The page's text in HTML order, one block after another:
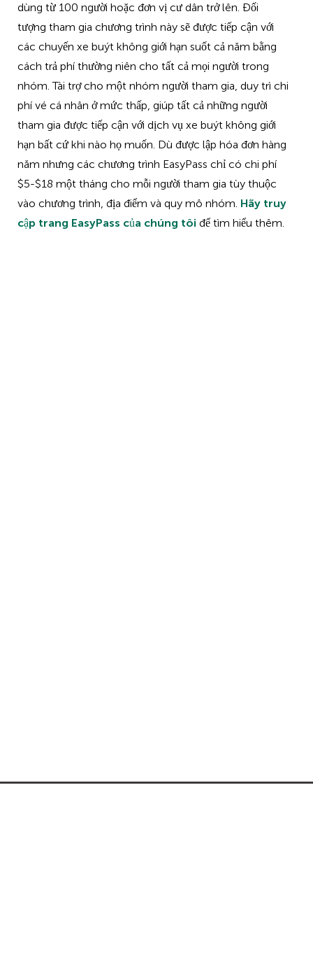
dùng từ 100 người hoặc đơn vị cư dân trở lên. Đối
tượng tham gia chương trình này sẽ được tiếp cận với
các chuyến xe buýt không giới hạn suốt cả năm bằng
cách trả phí thường niên cho tất cả mọi người trong
nhóm. Tài trợ cho một nhóm người tham gia, duy trì chi
phí vé cá nhân ở mức thấp, giúp tất cả những người
tham gia được tiếp cận với dịch vụ xe buýt không giới
hạn bất cứ khi nào họ muốn. Dù được lập hóa đơn hàng
năm nhưng các chương trình EasyPass chỉ có chi phí
$5-$18 một tháng cho mỗi người tham gia tùy thuộc
vào chương trình, địa điểm và quy mô nhóm. Hãy truy
cập trang EasyPass của chúng tôi để tìm hiểu thêm.